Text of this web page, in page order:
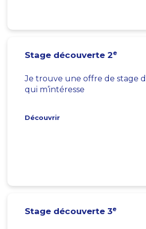
Stage découverte 2e
Je trouve une offre de stage
qui m’intéresse
Découvrir
Stage découverte 3e